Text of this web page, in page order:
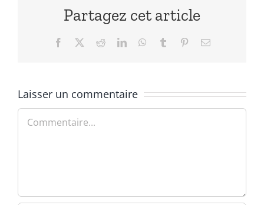
Partagez cet article
Facebook RedditLinkedInWhatsApp
Tumblr PinterestEmail
Laisser un commentaire
Commentaire